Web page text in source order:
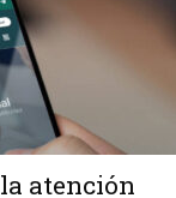
atención